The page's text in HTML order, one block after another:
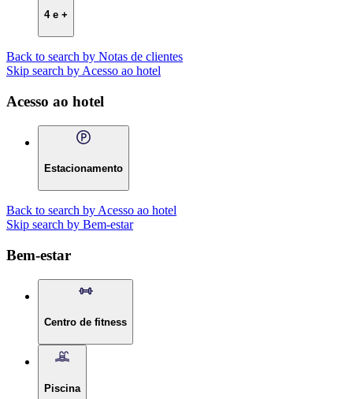
4 e +
Back to search by Notas de clientes
Skip search by Acesso ao hotel
Acesso ao hotel
Estacionamento
Back to search by Acesso ao hotel
Skip search by Bem-estar
Bem-estar
Centro de fitness
Piscina